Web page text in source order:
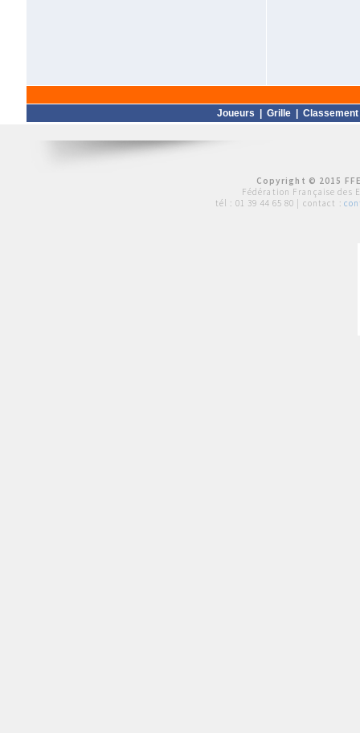
Joueurs Grille Classement
Copyright © 2015
Fédération Française des
tél : 01 39 44 65 80 | contact :